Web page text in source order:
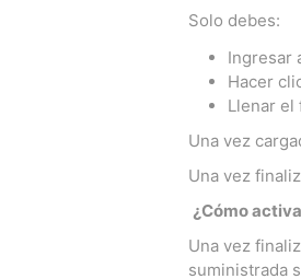
Solo debes:
Ingresar
Hacer
Llenar el
Una vez
Una vez
¿Cómo
Una vez
suministrada